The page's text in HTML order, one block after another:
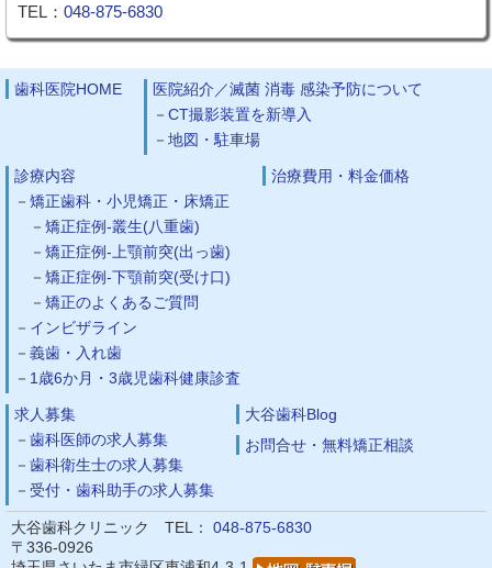
TEL： 048-875-6830
歯科医院HOME
医院紹介／滅菌 消毒 感染予防について
CT撮影装置を新導入
地図・駐車場
診療内容
矯正歯科・小児矯正・床矯正
矯正症例-叢生(八重歯)
矯正症例-上顎前突(出っ歯)
矯正症例-下顎前突(受け口)
矯正のよくあるご質問
インビザライン
義歯・入れ歯
1歳6か月・3歳児歯科健康診査
治療費用・料金価格
求人募集
歯科医師の求人募集
歯科衛生士の求人募集
受付・歯科助手の求人募集
大谷歯科Blog
お問合せ・無料矯正相談
大谷歯科クリニック TEL：
048-875-6830
〒336-0926